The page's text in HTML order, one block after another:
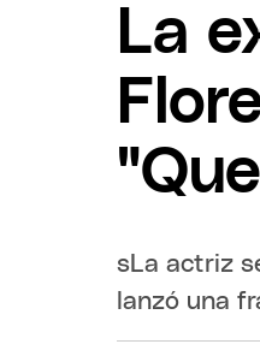
La
sLa actriz
lanzó una